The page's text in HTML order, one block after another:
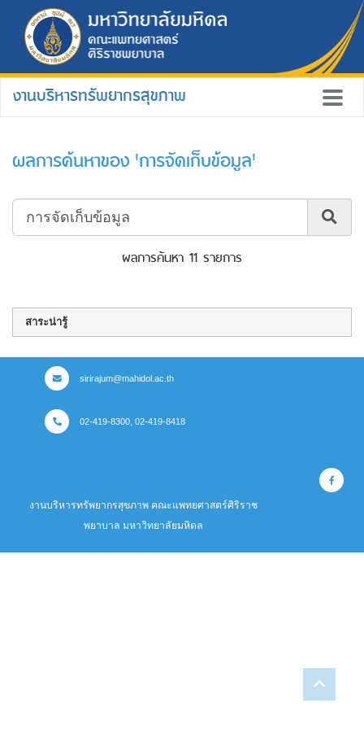
งานบริหารทรัพยากรสุขภาพ
ผลการค้นหาของ 'การจัดเก็บข้อมูล'
ผลการค้นหา 11 รายการ
สาระน่ารู้
sirirajum@mahidol.ac.th
02-419-8300, 02-419-8418
งานบริหารทรัพยากรสุขภาพ คณะแพทยศาสตร์ศิริราช
พยาบาล มหาวิทยาลัยมหิดล